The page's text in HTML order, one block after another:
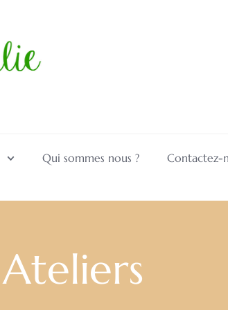
Qui sommes nous ? Contactez-
Ateliers